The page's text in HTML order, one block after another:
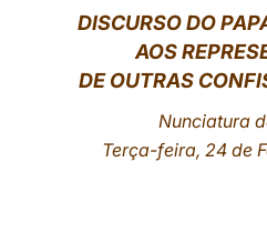
DISCURSO DO
AOS
DE OUTRAS
Nunciatura
Terça-feira, 24 de